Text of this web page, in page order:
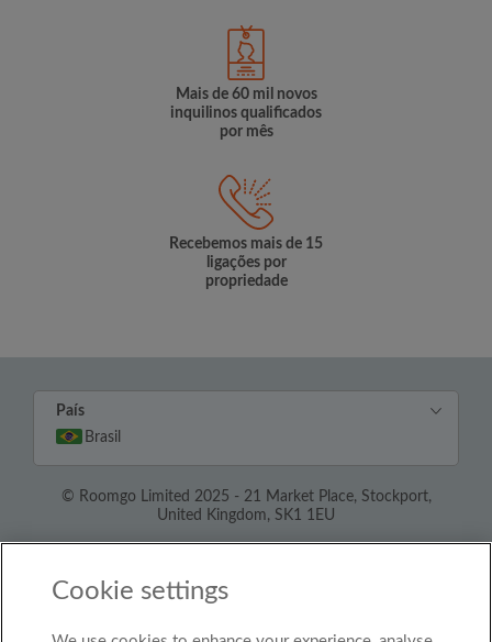
Mais de 60 mil novos
inquilinos qualificados
por mês
Recebemos mais de 15
ligações por
propriedade
País
Brasil
© Roomgo Limited 2025 - 21 Market Place, Stockport,
United Kingdom, SK1 1EU
Cookie settings